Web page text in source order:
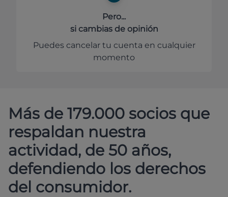
Pero...
si cambias de opinión
Puedes cancelar tu cuenta en cualquier
momento
Más de 179.000 socios que
respaldan nuestra
actividad, de 50 años,
defendiendo los derechos
del consumidor.